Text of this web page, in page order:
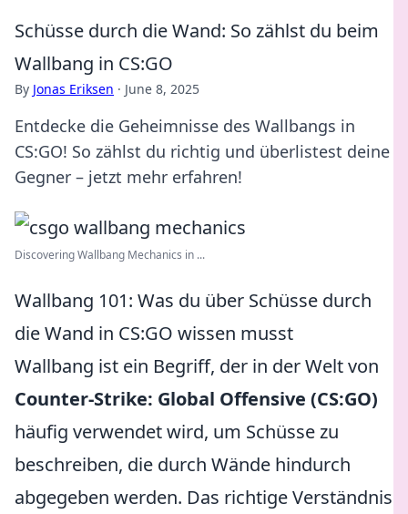
Schüsse durch die Wand: So zählst du beim
Wallbang in CS:GO
By Jonas Eriksen · June 8, 2025
Entdecke die Geheimnisse des Wallbangs in
CS:GO! So zählst du richtig und überlistest deine
Gegner – jetzt mehr erfahren!
Discovering Wallbang Mechanics in ...
Wallbang 101: Was du über Schüsse durch
die Wand in CS:GO wissen musst
Wallbang ist ein Begriff, der in der Welt von
Counter-Strike: Global Offensive (CS:GO)
häufig verwendet wird, um Schüsse zu
beschreiben, die durch Wände hindurch
abgegeben werden. Das richtige Verständnis